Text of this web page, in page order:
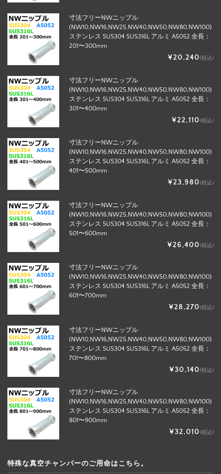
寸法フリーNWニップル
(NW10,NW16,NW25,NW40,NW50,NW80,NW100)
ステンレス SUS304 SUS316L アルミ A5052 全長：
201〜300mm
¥20,240(税込)
寸法フリーNWニップル
(NW10,NW16,NW25,NW40,NW50,NW80,NW100)
ステンレス SUS304 SUS316L アルミ A5052 全長：
301〜400mm
¥22,110(税込)
寸法フリーNWニップル
(NW10,NW16,NW25,NW40,NW50,NW80,NW100)
ステンレス SUS304 SUS316L アルミ A5052 全長：
401〜500mm
¥23,980(税込)
寸法フリーNWニップル
(NW10,NW16,NW25,NW40,NW50,NW80,NW100)
ステンレス SUS304 SUS316L アルミ A5052 全長：
501〜600mm
¥26,400(税込)
寸法フリーNWニップル
(NW10,NW16,NW25,NW40,NW50,NW80,NW100)
ステンレス SUS304 SUS316L アルミ A5052 全長：
601〜700mm
¥28,270(税込)
寸法フリーNWニップル
(NW10,NW16,NW25,NW40,NW50,NW80,NW100)
ステンレス SUS304 SUS316L アルミ A5052 全長：
701〜800mm
¥30,140(税込)
寸法フリーNWニップル
(NW10,NW16,NW25,NW40,NW50,NW80,NW100)
ステンレス SUS304 SUS316L アルミ A5052 全長：
801〜900mm
¥32,010(税込)
特殊な真空チャンバーのご用命はこちら。